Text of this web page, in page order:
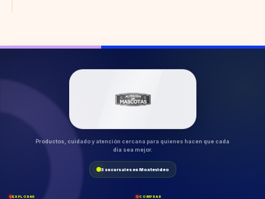
Productos, cuidado y atención cercana para quienes hacen que cada
día sea mejor.
3 sucursales en Montevideo
EXPLORAR COMPRAR